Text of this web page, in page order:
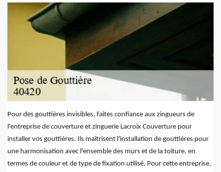
Pour des gouttières invisibles, faites confiance aux zingueurs de
l'entreprise de couverture et zinguerie Lacroix Couverture pour
installer vos gouttières. Ils maîtrisent l'installation de gouttières pour
une harmonisation avec l'ensemble des murs et de la toiture, en
termes de couleur et de type de fixation utilisé. Pour cette entreprise,